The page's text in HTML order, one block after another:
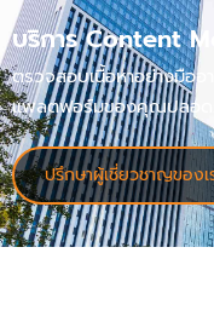
บริการ Content
ตรวจสอบเนื้อหาอย่างมืออ
แพลตฟอร์มของคุณปลอด
ปรึกษาผู้เชี่ยวชาญของเ